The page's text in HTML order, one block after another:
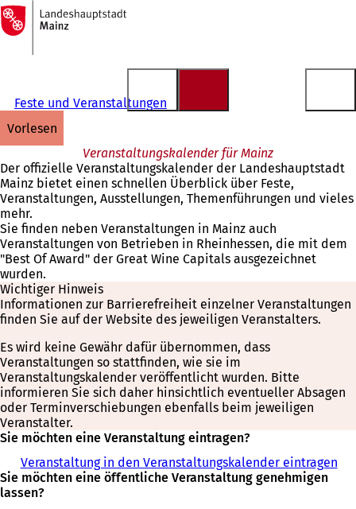
Inhalt anspringen
Zur
Startseite
Feste und Veranstaltungen
vorlesen
Veranstaltungskalender für Mainz
Der offizielle Veranstaltungskalender der Landeshauptstadt
Mainz bietet einen schnellen Überblick über Feste,
Veranstaltungen, Ausstellungen, Themenführungen und vieles
mehr.
Sie finden neben Veranstaltungen in Mainz auch
Veranstaltungen von Betrieben in Rheinhessen, die mit dem
"Best Of Award" der Great Wine Capitals ausgezeichnet
wurden.
Wichtiger Hinweis
Informationen zur Barrierefreiheit einzelner Veranstaltungen
finden Sie auf der Website des jeweiligen Veranstalters.
Es wird keine Gewähr dafür übernommen, dass
Veranstaltungen so stattfinden, wie sie im
Veranstaltungskalender veröffentlicht wurden. Bitte
informieren Sie sich daher hinsichtlich eventueller Absagen
oder Terminverschiebungen ebenfalls beim jeweiligen
Veranstalter.
Sie möchten eine Veranstaltung eintragen?
Veranstaltung in den Veranstaltungskalender eintragen
Sie möchten eine öffentliche Veranstaltung genehmigen
lassen?